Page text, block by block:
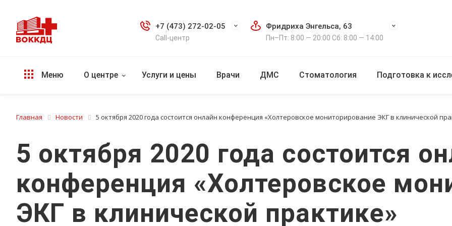
+7 (473) 272-02-05
Call-центр
Фридриха Энгельса, 63
Пн–Пт: 8:00 — 20:00 Сб: 8:00 — 14:00
Меню О центре Услуги и цены Врачи ДМС Стоматология Подготовка к
Главная Новости 5 октября 2020 года состоится онлайн конференция «Холтеровское мониторирование ЭКГ в клинической
5 октября 2020 года состоится
конференция «Холтеровское
ЭКГ в клинической практике»